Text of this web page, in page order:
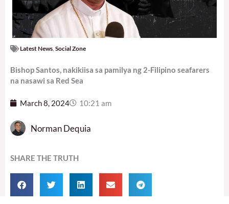
Latest News Social Zone
Bishop Santos, nakikiisa sa pamilya ng 2-Filipino seafarers
na nasawi sa Red Sea
March 8, 2024 10:21 am
Norman Dequia
SHARE THE TRUTH